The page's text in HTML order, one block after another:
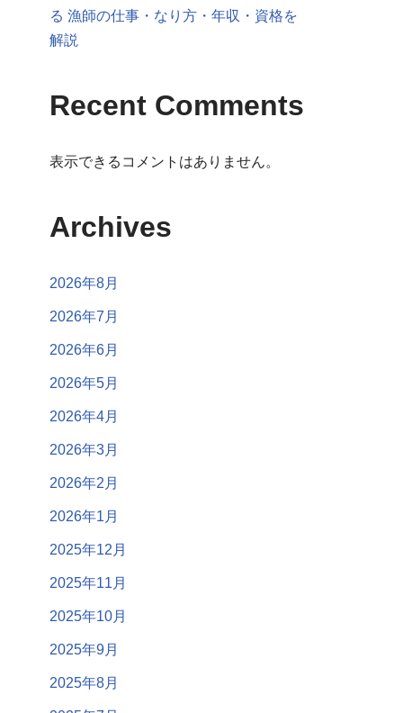
る 漁師の仕事・なり方・年収・資格を
解説
Recent Comments
表示できるコメントはありません。
Archives
2026年8月
2026年7月
2026年6月
2026年5月
2026年4月
2026年3月
2026年2月
2026年1月
2025年12月
2025年11月
2025年10月
2025年9月
2025年8月